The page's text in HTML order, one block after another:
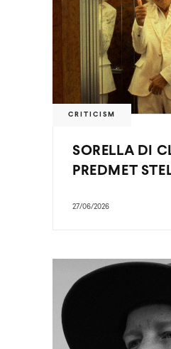
CRITICISM
SORELLA DI
PREDMET
27/06/2026